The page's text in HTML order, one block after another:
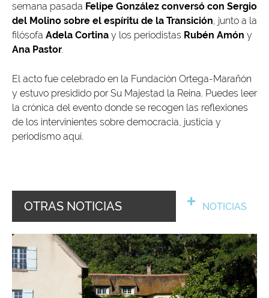
semana pasada Felipe González conversó con Sergio
del Molino sobre el espíritu de la Transición, junto a la
filósofa Adela Cortina y los periodistas Rubén Amón y
Ana Pastor.
El acto fue celebrado en la Fundación Ortega-Marañón
y estuvo presidido por Su Majestad la Reina. Puedes leer
la crónica del evento donde se recogen las reflexiones
de los intervinientes sobre democracia, justicia y
periodismo aquí.
OTRAS NOTICIAS NOTICIAS